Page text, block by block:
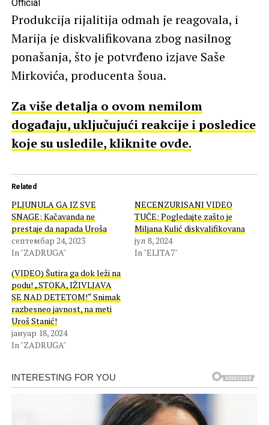
Official
Produkcija rijalitija odmah je reagovala, i
Marija je diskvalifikovana zbog nasilnog
ponašanja, što je potvrđeno izjave Saše
Mirkovića, producenta šoua.
Za više detalja o ovom nemilom
događaju, uključujući reakcije i posledice
koje su usledile, kliknite ovde.
Related
PLJUNULA GA IZ SVE
SNAGE: Kačavanda ne
prestaje da napada Uroša
септембар 24, 2023
In "ZADRUGA"
NECENZURISANI VIDEO
TUČE: Pogledajte zašto je
Miljana Kulić diskvalifikovana
јул 8, 2024
In "ELITA7"
(VIDEO) Šutira ga dok leži na
podu! „STOKA, IŽIVLJAVA
SE NAD DETETOM!“ Snimak
razbesneo javnost, na meti
Uroš Stanić!
јануар 18, 2024
In "ZADRUGA"